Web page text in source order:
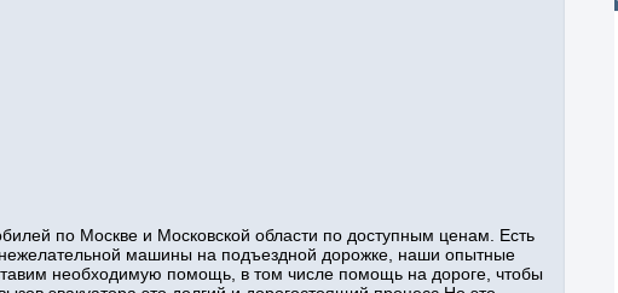
по Москве и Московской области по доступным ценам. Есть
нежелательной машины на подъездной дорожке, наши опытные
необходимую помощь, в том числе помощь на дороге, чтобы